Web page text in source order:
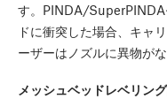
す。PINDA/SuperPINDA
ドに衝突した場合、キャ
ーザーはノズルに異物が
メッシュベッドレベリン